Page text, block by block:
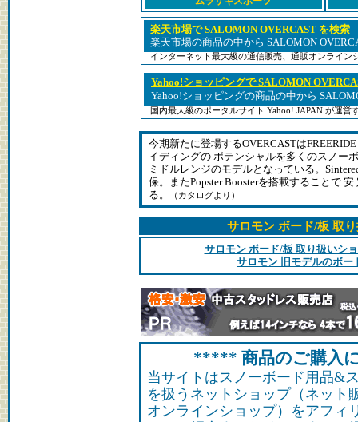
楽天市場で SALOMON OVERCAST を検索
楽天市場の商品の中から SALOMON
インターネット最大級の通信販売、通販オンライン
Yahoo!ショッピングで SALOMON
Yahoo!ショッピングの商品の中から
国内最大級のポータルサイト Yahoo! JAPAN が運営
今期新たに登場するOVERCASTは
イディングの ポテンシャルを多くのスノー
ミドルレンジのモデルとなっている。
保。またPopster Boosterを搭載することで
る。
（カタログより）
サロモン ボード/板 取
サロモン ボード/板 取り扱いシ
サロモン 旧モデルのボー
***** 商品のご購入
当サイトはスノーボード用品&
を扱うネットショップ（ネット
オンラインショップ）をアフィ